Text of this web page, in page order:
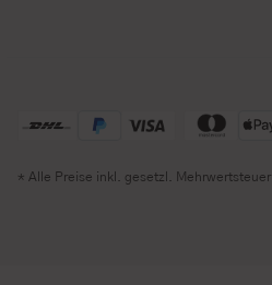
* Alle Preise inkl. gesetzl. Mehrwertsteuer